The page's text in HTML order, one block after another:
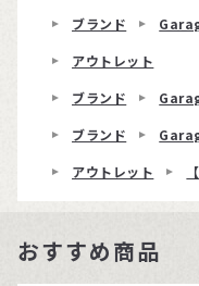
ブランド
アウトレット
ブランド
ブランド
アウトレット
おすすめ商品